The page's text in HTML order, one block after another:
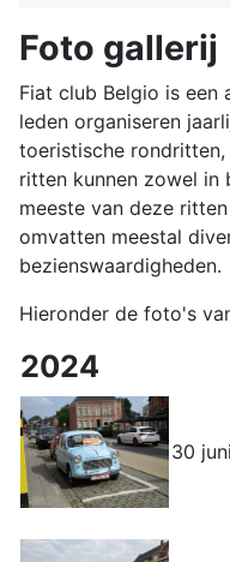
Foto gallerij
Fiat club Belgio is een
leden organiseren
toeristische
ritten kunnen zowel in
meeste van deze
omvatten meestal
bezienswaardigheden.
Hieronder de foto's
2024
30